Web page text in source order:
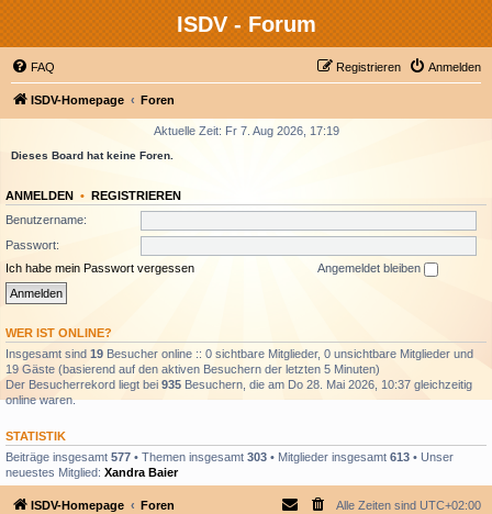
ISDV - Forum
FAQ Anmelden
Registrieren
ISDV-Homepage Foren
Aktuelle Zeit: Fr 7. Aug 2026, 17:19
Dieses Board hat keine Foren.
ANMELDEN • REGISTRIEREN
Benutzername:
Passwort:
Ich habe mein Passwort vergessen
Angemeldet bleiben
WER IST ONLINE?
Insgesamt sind 19 Besucher online :: 0 sichtbare Mitglieder, 0 unsichtbare Mitglieder und
19 Gäste (basierend auf den aktiven Besuchern der letzten 5 Minuten)
Der Besucherrekord liegt bei 935 Besuchern, die am Do 28. Mai 2026, 10:37 gleichzeitig
online waren.
STATISTIK
Beiträge insgesamt 577 • Themen insgesamt 303 • Mitglieder insgesamt 613 • Unser
neuestes Mitglied: Xandra Baier
ISDV-Homepage Foren Alle Zeiten sind UTC+02:00